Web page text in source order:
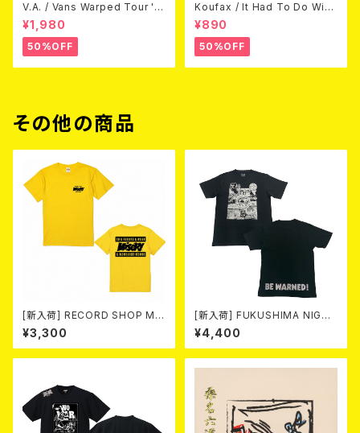
V.A. / Vans Warped Tour '0
3 (DVD)
¥1,980
50%OFF
Koufax / It Had To Do With
Love (CD)
¥890
50%OFF
その他の商品
[新入荷] RECORD SHOP MIS
ERY / 33th anniversary T-s
hirts (yellow ①)
¥3,300
[新入荷] FUKUSHIMA NIGHT
MARE Tee -MISERY editio
n- (SMOKE BLACK)
¥4,400